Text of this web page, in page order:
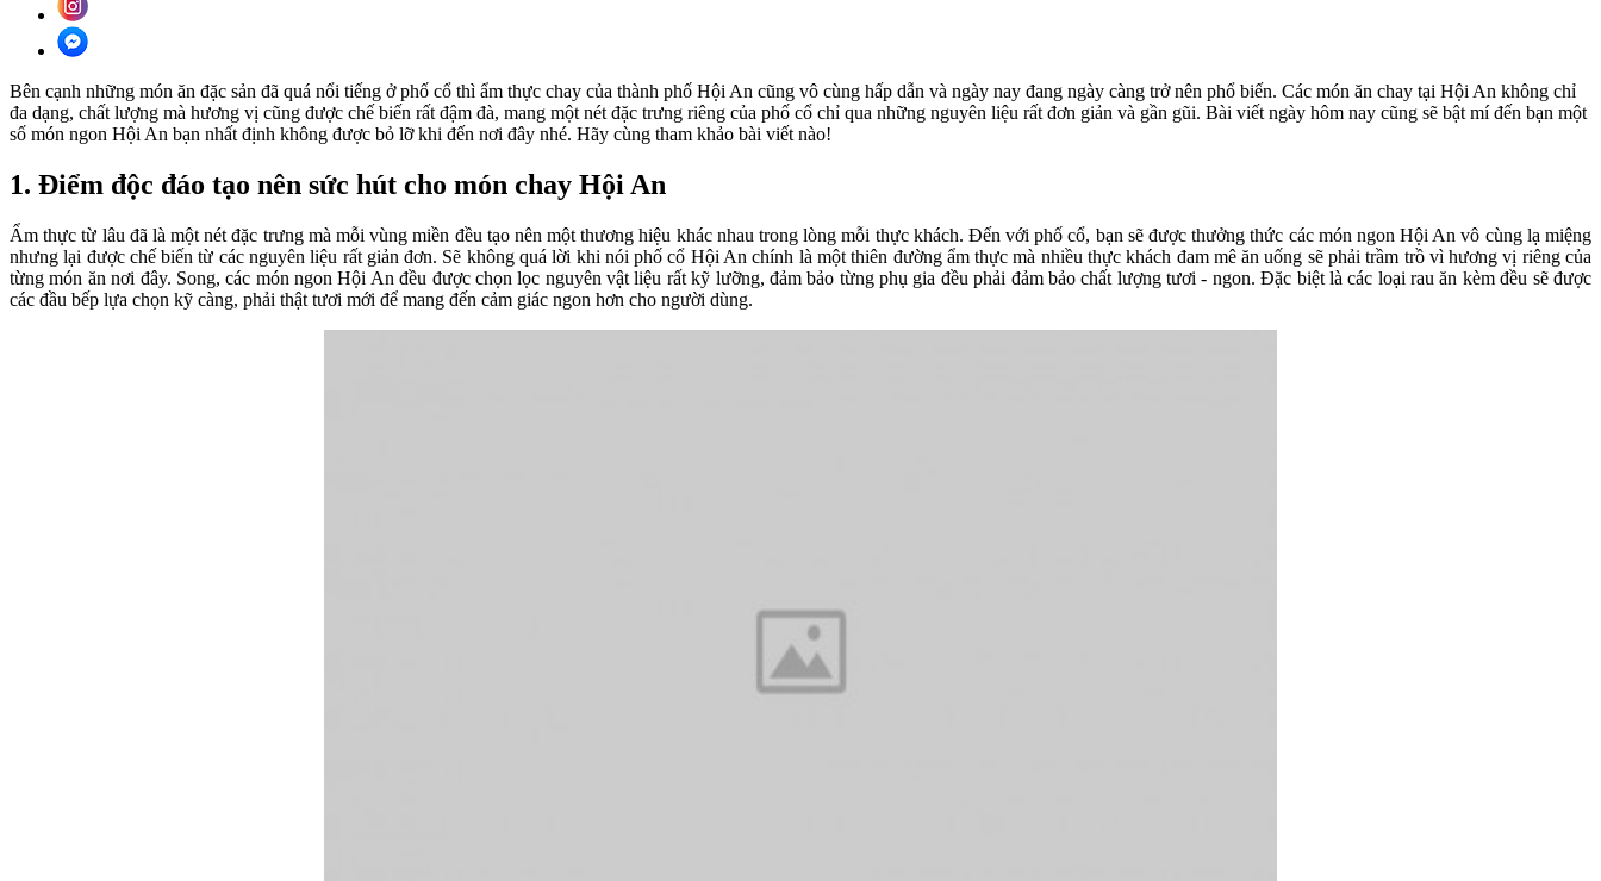
Bên cạnh những món ăn đặc sản đã quá nổi tiếng ở phố cổ thì ẩm thực chay của thành phố Hội An cũng vô cùng hấp dẫn và ngày nay đang ngày càng trở nên phổ biến. Các món ăn chay tại Hội An không chỉ
đa dạng, chất lượng mà hương vị cũng được chế biến rất đậm đà, mang một nét đặc trưng riêng của phố cổ chỉ qua những nguyên liệu rất đơn giản và gần gũi. Bài viết ngày hôm nay cũng sẽ bật mí đến bạn một
số món ngon Hội An bạn nhất định không được bỏ lỡ khi đến nơi đây nhé. Hãy cùng tham khảo bài viết nào!
1. Điểm độc đáo tạo nên sức hút cho món chay Hội An
Ẩm thực từ lâu đã là một nét đặc trưng mà mỗi vùng miền đều tạo nên một thương hiệu khác nhau trong lòng mỗi thực khách. Đến với phố cổ, bạn sẽ được thưởng thức các món ngon Hội An vô cùng lạ miệng
nhưng lại được chế biến từ các nguyên liệu rất giản đơn. Sẽ không quá lời khi nói phố cổ Hội An chính là một thiên đường ẩm thực mà nhiều thực khách đam mê ăn uống sẽ phải trầm trồ vì hương vị riêng của
từng món ăn nơi đây. Song, các món ngon Hội An đều được chọn lọc nguyên vật liệu rất kỹ lưỡng, đảm bảo từng phụ gia đều phải đảm bảo chất lượng tươi - ngon. Đặc biệt là các loại rau ăn kèm đều sẽ được
các đầu bếp lựa chọn kỹ càng, phải thật tươi mới để mang đến cảm giác ngon hơn cho người dùng.